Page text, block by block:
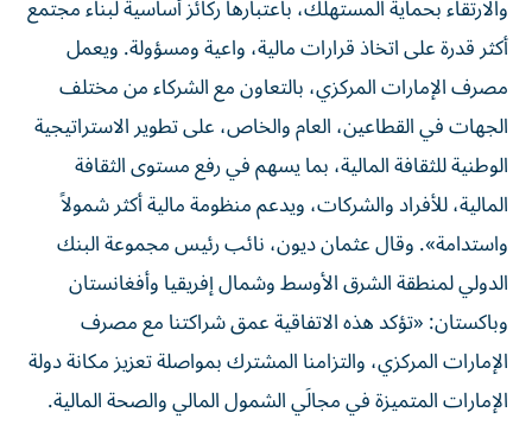
والارتقاء بحماية المستهلك، باعتبارها ركائز أساسية لبناء مجتمع
أكثر قدرة على اتخاذ قرارات مالية، واعية ومسؤولة. ويعمل
مصرف الإمارات المركزي، بالتعاون مع الشركاء من مختلف
الجهات في القطاعين، العام والخاص، على تطوير الاستراتيجية
الوطنية للثقافة المالية، بما يسهم في رفع مستوى الثقافة
المالية، للأفراد والشركات، ويدعم منظومة مالية أكثر شمولاً
واستدامة». وقال عثمان ديون، نائب رئيس مجموعة البنك
الدولي لمنطقة الشرق الأوسط وشمال إفريقيا وأفغانستان
وباكستان: «تؤكد هذه الاتفاقية عمق شراكتنا مع مصرف
الإمارات المركزي، والتزامنا المشترك بمواصلة تعزيز مكانة دولة
الإمارات المتميزة في مجالَي الشمول المالي والصحة المالية.